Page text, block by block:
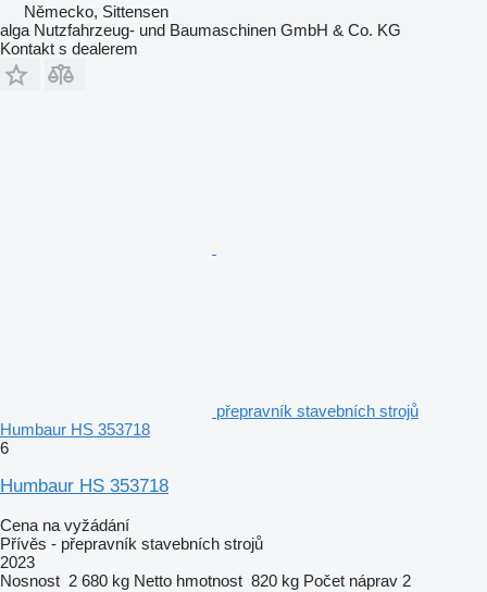
Německo, Sittensen
alga Nutzfahrzeug- und Baumaschinen GmbH & Co. KG
Kontakt s dealerem
přepravník stavebních strojů
Humbaur HS 353718
6
Humbaur HS 353718
Cena na vyžádání
Přívěs - přepravník stavebních strojů
2023
Nosnost 2 680 kg Netto hmotnost 820 kg Počet náprav 2